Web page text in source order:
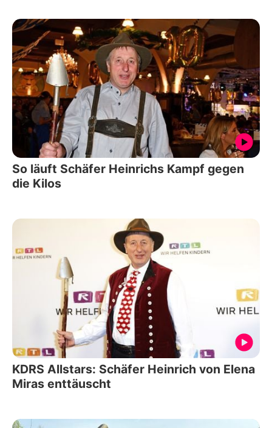
So läuft Schäfer Heinrichs Kampf gegen
die Kilos
KDRS Allstars: Schäfer Heinrich von Elena
Miras enttäuscht